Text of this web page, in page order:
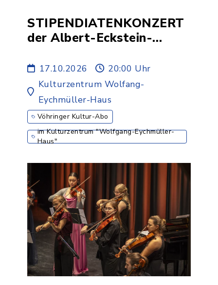
STIPENDIATENKONZERT
der Albert-Eckstein-
17.10.2026
20:00 Uhr
Kulturzentrum Wolfang-
Eychmüller-Haus
Vöhringer Kultur-Abo
im Kulturzentrum "Wolfgang-Eychmüller-
Haus"